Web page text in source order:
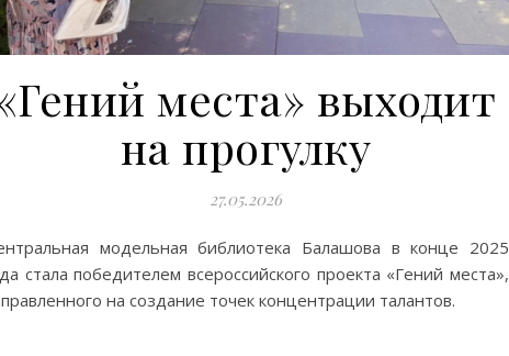
места» выходит
на прогулку
27.05.2026
модельная библиотека Балашова в конце 2025
стала победителем всероссийского проекта «Гений места»,
на создание точек концентрации талантов.